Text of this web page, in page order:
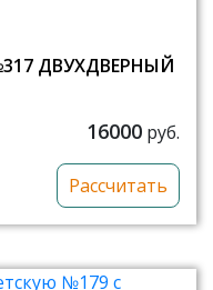
ДВУХДВЕРНЫЙ
16000 руб.
Рассчитать